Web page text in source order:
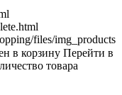
files/img_products
в корзину Перейти в
товара